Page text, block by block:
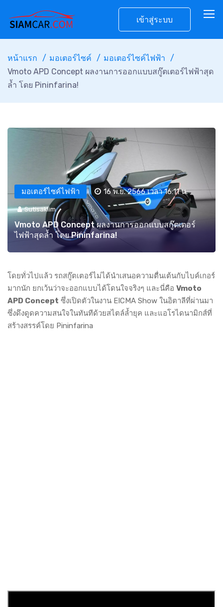
เข้าสู่ระบบ
หน้าแรก มอเตอร์ไซค์
มอเตอร์ไซค์ไฟฟ้า
Vmoto APD Concept ผลงานการออกแบบสกู๊ตเตอร์ไฟฟ้าสุด
ล้ำ โดย Pininfarina!
มอเตอร์ไซค์ไฟฟ้า 16 พ.ย. 2566 เวลา 16:11 น.
Sutisaklim
Vmoto APD Concept ผลงานการออกแบบสกู๊ตเตอร์
ไฟฟ้าสุดล้ำ โดย Pininfarina!
โดยทั่วไปแล้ว รถสกู๊ตเตอร์ไม่ได้นำเสนอความตื่นเต้นกับไบค์เกอร์
มากนัก ยกเว้นว่าจะออกแบบได้โดนใจจริงๆ และนี่คือ Vmoto
APD Concept ซึ่งเปิดตัวในงาน EICMA Show ในอิตาลีที่ผ่านมา
ซึ่งดึงดูดความสนใจในทันทีด้วยสไตล์ล้ำยุค และแอโรไดนามิกส์ที่
สร้างสรรค์โดย Pininfarina